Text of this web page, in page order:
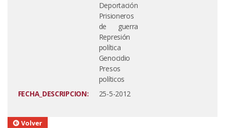
Deportación
Prisioneros
de guerra
Represión
política
Genocidio
Presos
políticos
FECHA_DESCRIPCION:
25-5-2012
Volver